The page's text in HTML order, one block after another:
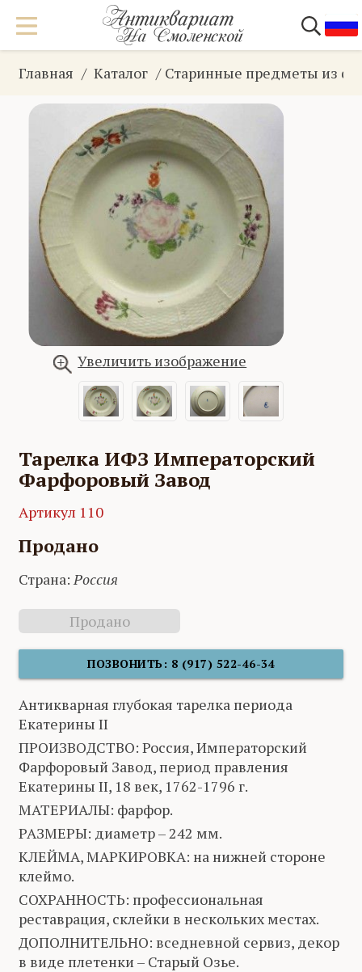
Главная Каталог Старинные предметы из
Увеличить изображение
Тарелка ИФЗ Императорский
Фарфоровый Завод
Артикул 110
Продано
Страна:Россия
Продано
ПОЗВОНИТЬ: 8 (917) 522-46-34
Антикварная глубокая тарелка периода
Екатерины II
ПРОИЗВОДСТВО: Россия, Императорский
Фарфоровый Завод, период правления
Екатерины II, 18 век, 1762-1796 г.
МАТЕРИАЛЫ: фарфор.
РАЗМЕРЫ: диаметр – 242 мм.
КЛЕЙМА, МАРКИРОВКА: на нижней стороне
клеймо.
СОХРАННОСТЬ: профессиональная
реставрация, склейки в нескольких местах.
ДОПОЛНИТЕЛЬНО: вседневной сервиз, декор
в виде плетенки – Старый Озье.